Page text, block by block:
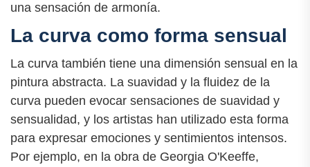
una sensación de armonía.
La curva como forma sensual
La curva también tiene una dimensión sensual en la
pintura abstracta. La suavidad y la fluidez de la
curva pueden evocar sensaciones de suavidad y
sensualidad, y los artistas han utilizado esta forma
para expresar emociones y sentimientos intensos.
Por ejemplo, en la obra de Georgia O'Keeffe,